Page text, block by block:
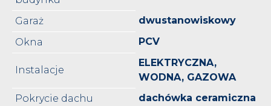
Garaż
dwustanowiskowy
Okna
PCV
Instalacje
ELEKTRYCZNA,
WODNA, GAZOWA
Pokrycie dachu
dachówka ceramiczna